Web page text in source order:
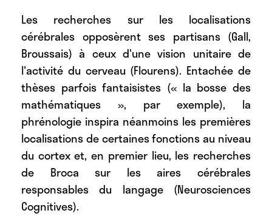
Les recherches sur les localisations
cérébrales opposèrent ses partisans (Gall,
Broussais) à ceux d'une vision unitaire de
l'activité du cerveau (Flourens). Entachée de
thèses parfois fantaisistes (« la bosse des
mathématiques », par exemple), la
phrénologie inspira néanmoins les premières
localisations de certaines fonctions au niveau
du cortex et, en premier lieu, les recherches
de Broca sur les aires cérébrales
responsables du langage (Neurosciences
Cognitives).